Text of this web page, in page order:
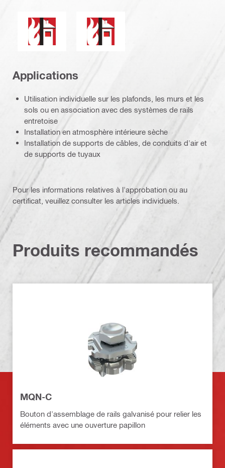
Résistance au feuLes produits de ce groupe
Applications
Utilisation individuelle sur les plafonds, les murs et les
sols ou en association avec des systèmes de rails
entretoise
Installation en atmosphère intérieure sèche
Installation de supports de câbles, de conduits d'air et
de supports de tuyaux
Pour les informations relatives à l'approbation ou au
certificat, veuillez consulter les articles individuels.
Produits recommandés
MQN-C
Bouton d'assemblage de rails galvanisé pour relier les
éléments avec une ouverture papillon